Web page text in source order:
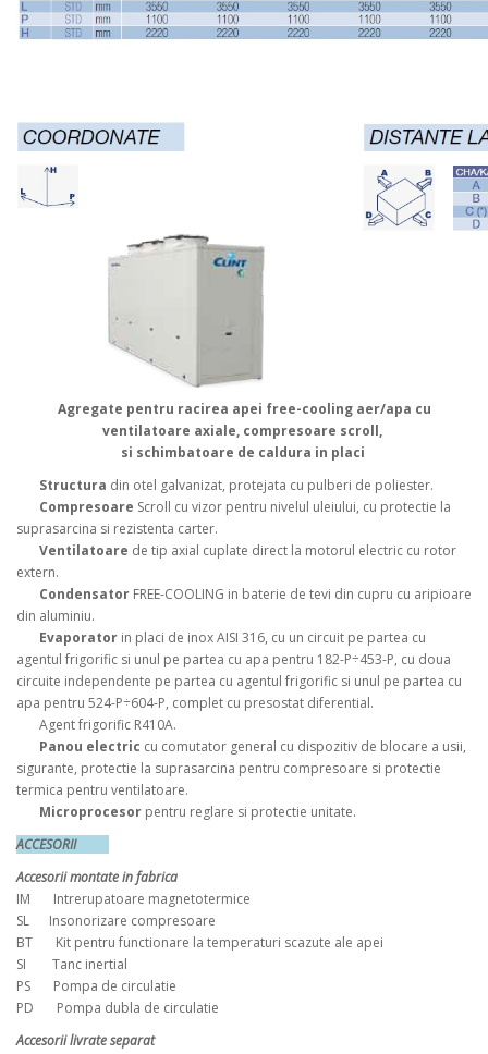
Agregate pentru racirea apei free-cooling aer/apa cu
ventilatoare axiale, compresoare scroll,
si schimbatoare de caldura in placi
Structura din otel galvanizat, protejata cu pulberi de poliester.
Compresoare Scroll cu vizor pentru nivelul uleiului, cu protectie la
suprasarcina si rezistenta carter.
Ventilatoare de tip axial cuplate direct la motorul electric cu rotor
extern.
Condensator FREE-COOLING in baterie de tevi din cupru cu aripioare
din aluminiu.
Evaporator in placi de inox AISI 316, cu un circuit pe partea cu
agentul frigorific si unul pe partea cu apa pentru 182-P÷453-P, cu doua
circuite independente pe partea cu agentul frigorific si unul pe partea cu
apa pentru 524-P÷604-P, complet cu presostat diferential.
Agent frigorific R410A.
Panou electric cu comutator general cu dispozitiv de blocare a usii,
sigurante, protectie la suprasarcina pentru compresoare si protectie
termica pentru ventilatoare.
Microprocesor pentru reglare si protectie unitate.
ACCESORII
Accesorii montate in fabrica
IM Intrerupatoare magnetotermice
SL Insonorizare compresoare
BT Kit pentru functionare la temperaturi scazute ale apei
SI Tanc inertial
PS Pompa de circulatie
PD Pompa dubla de circulatie
Accesorii livrate separat